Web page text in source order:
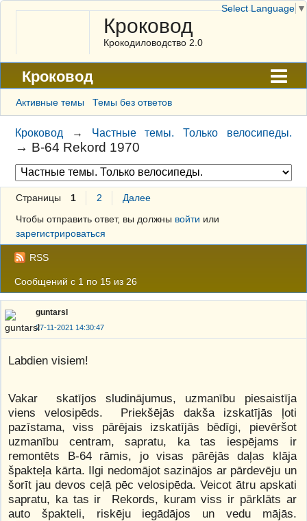
Кроковод
Крокодиловодство 2.0
Кроковод
Форум
Архив
ГАЛЕРЕЯ
Правила
Поиск
Регистрация
Вход
Активные темы Темы без ответов
Кроковод → Частные темы. Только велосипеды.
→ B-64 Rekord 1970
Страницы 1 2
Далее
Чтобы отправить ответ, вы должны войти или
зарегистрироваться
RSS
Сообщений с 1 по 15 из 26
guntarsl
27-11-2021 14:30:47
Labdien visiem!
Vakar skatījos sludinājumus, uzmanību piesaistīja
viens velosipēds. Priekšējās dakša izskatījās ļoti
pazīstama, viss pārējais izskatījās bēdīgi, pievēršot
uzmanību centram, sapratu, ka tas iespējams ir
remontēts B-64 rāmis, jo visas pārējās daļas klāja
špakteļa kārta. Ilgi nedomājot sazinājos ar pārdevēju un
šorīt jau devos ceļā pēc velosipēda. Veicot ātru apskati
sapratu, ka tas ir Rekords, kuram viss ir pārklāts ar
auto špakteli, riskēju iegādājos un vedu mājās.
Select Language ▼